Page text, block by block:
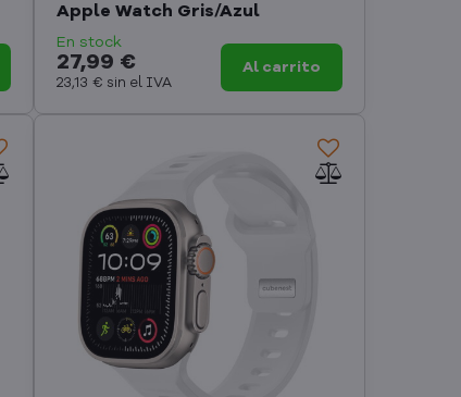
Apple Watch Gris/Azul
En stock
27,99 €
23,13 € sin el IVA
Al carrito